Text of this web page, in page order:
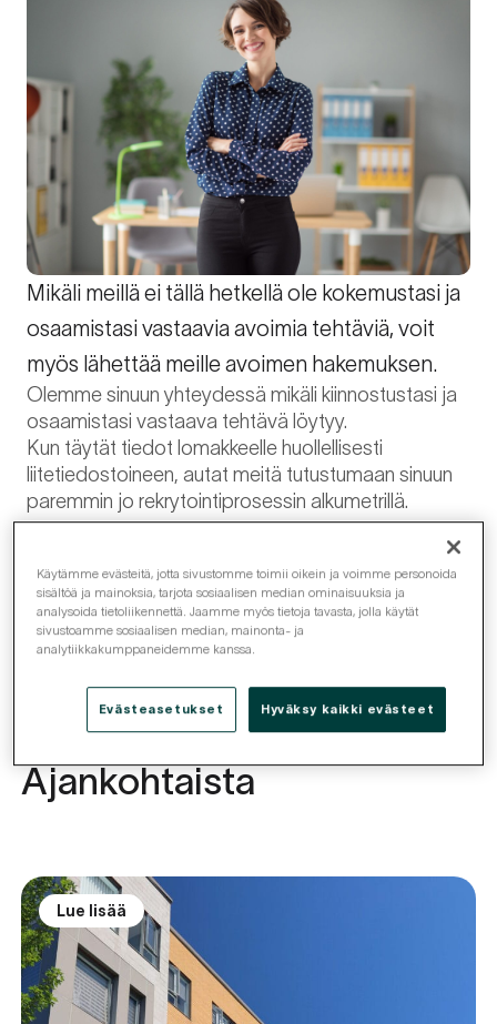
Mikäli meillä ei tällä hetkellä ole kokemustasi ja
osaamistasi vastaavia avoimia tehtäviä, voit
myös lähettää meille avoimen hakemuksen.
Olemme sinuun yhteydessä mikäli kiinnostustasi ja
osaamistasi vastaava tehtävä löytyy.
Kun täytät tiedot lomakkeelle huollellisesti
liitetiedostoineen, autat meitä tutustumaan sinuun
paremmin jo rekrytointiprosessin alkumetrillä.
Jätä avoin hakemus
Ajankohtaista
Lue lisää
Käytämme evästeitä, jotta sivustomme toimii oikein ja voimme personoida
sisältöä ja mainoksia, tarjota sosiaalisen median ominaisuuksia ja
analysoida tietoliikennettä. Jaamme myös tietoja tavasta, jolla käytät
sivustoamme sosiaalisen median, mainonta- ja
analytiikkakumppaneidemme kanssa.
Evästeasetukset Hyväksy kaikki evästeet